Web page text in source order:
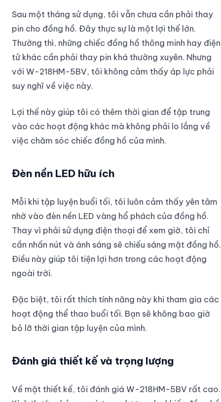
Sau một tháng sử dụng, tôi vẫn chưa cần phải thay
pin cho đồng hồ. Đây thực sự là một lợi thế lớn.
Thường thì, những chiếc đồng hồ thông minh hay điện
tử khác cần phải thay pin khá thường xuyên. Nhưng
với W-218HM-5BV, tôi không cảm thấy áp lực phải
suy nghĩ về việc này.
Lợi thế này giúp tôi có thêm thời gian để tập trung
vào các hoạt động khác mà không phải lo lắng về
việc chăm sóc chiếc đồng hồ của mình.
Đèn nền LED hữu ích
Mỗi khi tập luyện buổi tối, tôi luôn cảm thấy yên tâm
nhờ vào đèn nền LED vàng hổ phách của đồng hồ.
Thay vì phải sử dụng điện thoại để xem giờ, tôi chỉ
cần nhấn nút và ánh sáng sẽ chiếu sáng mặt đồng hồ.
Điều này giúp tôi tiện lợi hơn trong các hoạt động
ngoài trời.
Đặc biệt, tôi rất thích tính năng này khi tham gia các
hoạt động thể thao buổi tối. Bạn sẽ không bao giờ
bỏ lỡ thời gian tập luyện của mình.
Đánh giá thiết kế và trọng lượng
Về mặt thiết kế, tôi đánh giá W-218HM-5BV rất cao.